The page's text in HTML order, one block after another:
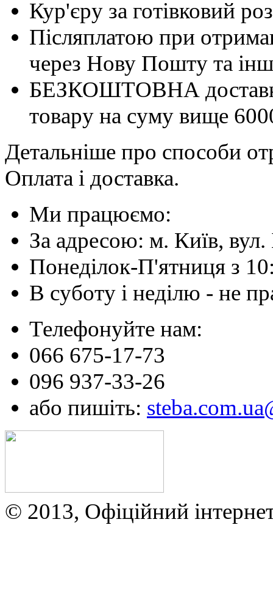
Кур'єру за готівковий
Післяплатою при
через Нову Пошту та
БЕЗКОШТОВНА
товару на суму вище
Детальніше про способи
Оплата і доставка.
Ми працюємо:
За адресою: м. Київ, вул.
Понеділок-П'ятниця з
В суботу і неділю - не
Телефонуйте нам:
066 675-17-73
096 937-33-26
або пишіть:
© 2013, Офіційний